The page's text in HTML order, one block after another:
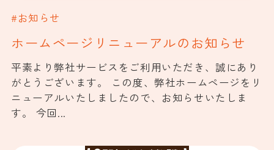
#お知らせ
ホームページリニューアルのお知らせ
平素より弊社サービスをご利用いただき、誠にあり
がとうございます。 この度、弊社ホームページをリ
ニューアルいたしましたので、お知らせいたしま
す。 今回...